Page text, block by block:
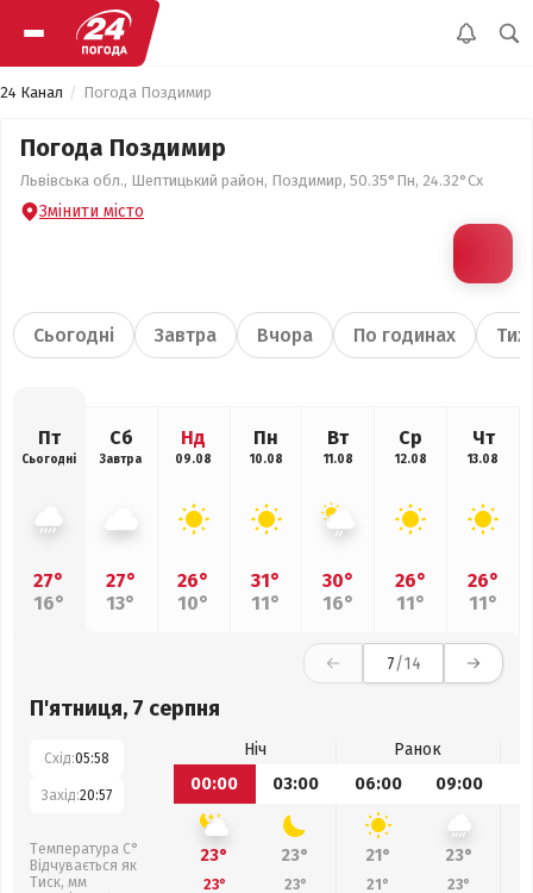
24 Канал Погода Поздимир
Погода Поздимир
Львівська обл., Шептицький район, Поздимир, 50.35°Пн, 24.32°Сх
Змінити місто
Сьогодні Завтра Вчора По годинах
Пт
Сьогодні
27°
16°
Сб
Завтра
27°
13°
Нд
09.08
26°
10°
Пн
10.08
31°
11°
Вт
11.08
30°
16°
Ср
12.08
26°
11°
Чт
13.08
26°
11°
7/14
П'ятниця, 7 серпня
Схід:05:58
Захід:20:57
Температура С°
Відчувається як
Тиск, мм
Ніч
Ранок
00:00
03:00 06:00 09:00
23° 23° 21° 23°
23° 23° 21° 23°